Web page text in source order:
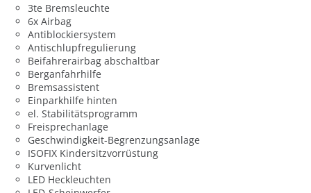
3te Bremsleuchte
6x Airbag
Antiblockiersystem
Antischlupfregulierung
Beifahrerairbag abschaltbar
Berganfahrhilfe
Bremsassistent
Einparkhilfe hinten
el. Stabilitätsprogramm
Freisprechanlage
Geschwindigkeit-Begrenzungsanlage
ISOFIX Kindersitzvorrüstung
Kurvenlicht
LED Heckleuchten